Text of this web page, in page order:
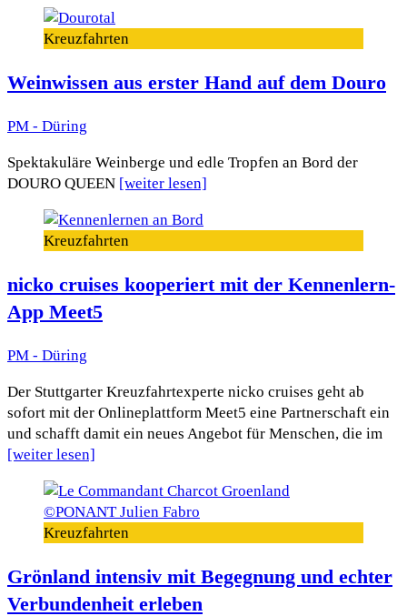
Kreuzfahrten
Weinwissen aus erster Hand auf dem Douro
PM - Düring
Spektakuläre Weinberge und edle Tropfen an Bord der
DOURO QUEEN [weiter lesen]
Kreuzfahrten
nicko cruises kooperiert mit der Kennenlern-
App Meet5
PM - Düring
Der Stuttgarter Kreuzfahrtexperte nicko cruises geht ab
sofort mit der Onlineplattform Meet5 eine Partnerschaft ein
und schafft damit ein neues Angebot für Menschen, die im
[weiter lesen]
Kreuzfahrten
Grönland intensiv mit Begegnung und echter
Verbundenheit erleben